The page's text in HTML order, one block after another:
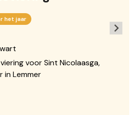
het jaar
voor Sint Nicolaasga,
in Lemmer